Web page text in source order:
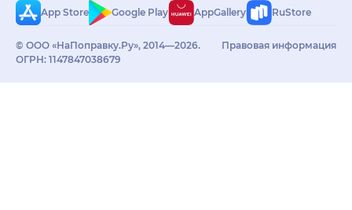
App Store
Google Play AppGallery RuStore
© ООО «НаПоправку.Ру», 2014—2026.
ОГРН: 1147847038679
Правовая информация